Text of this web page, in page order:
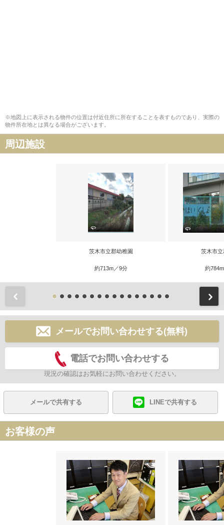
※地図上に表示される物件の位置は付近住所に所在することを表すものであり、実際の
物件所在地とは異なる場合がございます。
周辺施設
茨木市立郡幼稚園
約713m／9分
茨木市
約
メールでお問い合わせする(無料)
電話でお問い合わせする
現況の確認はお気軽にお問い合わせください。
メールで共有する LINEで共有する
お客様の声